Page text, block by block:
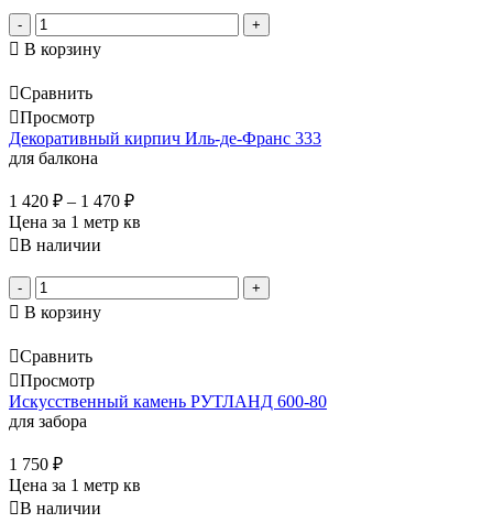
- +
В корзину
Сравнить
Просмотр
Декоративный кирпич Иль-де-Франс 333
для балкона
1 420 ₽ – 1 470 ₽
Цена за 1 метр кв
В наличии
- +
В корзину
Сравнить
Просмотр
Искусственный камень РУТЛАНД 600-80
для забора
1 750 ₽
Цена за 1 метр кв
В наличии